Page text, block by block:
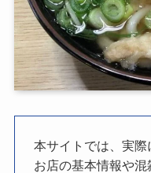
本サイトでは、実際
お店の基本情報や